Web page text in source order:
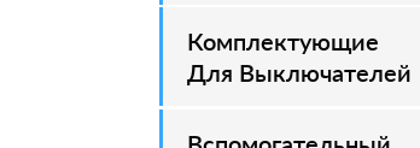
Комплектующие
Для Выключателей
–